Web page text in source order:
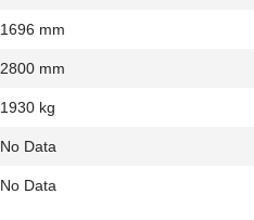
1696 mm
2800 mm
1930 kg
No Data
No Data